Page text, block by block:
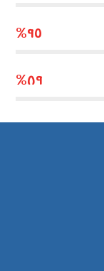
٩٥%
٨٩%